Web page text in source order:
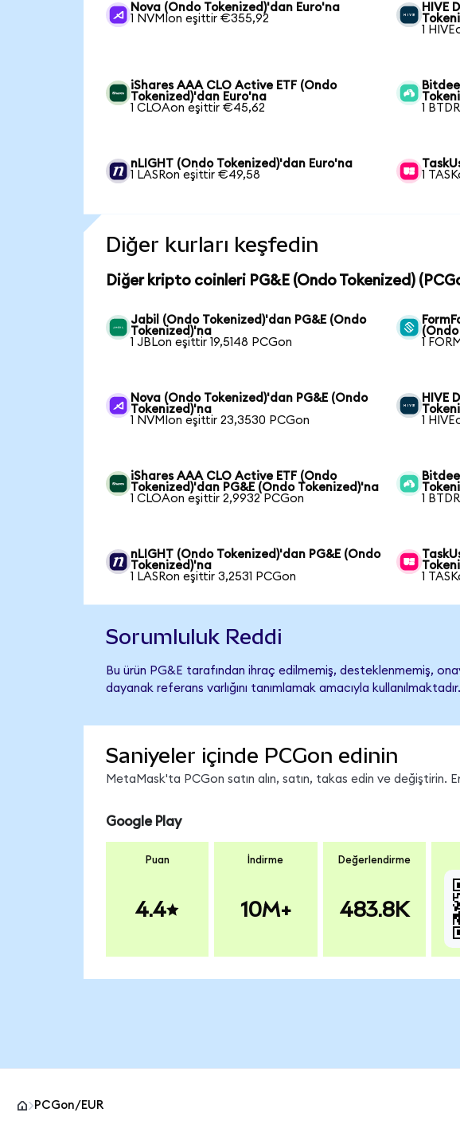
Nova (Ondo Tokenized)'dan Euro'na
1 NVMIon eşittir €355,92
HIVE
1
iShares AAA CLO Active ETF (Ondo
Tokenized)'dan Euro'na
1 CLOAon eşittir €45,62
1
nLIGHT (Ondo Tokenized)'dan Euro'na
1 LASRon eşittir €49,58
1
Diğer kurları keşfedin
Diğer kripto coinleri PG&E (Ondo Tokenized)
Jabil (Ondo Tokenized)'dan PG&E (Ondo
Tokenized)'na
1 JBLon eşittir 19,5148 PCGon
1
Nova (Ondo Tokenized)'dan PG&E (Ondo
Tokenized)'na
1 NVMIon eşittir 23,3530 PCGon
HIVE
1
iShares AAA CLO Active ETF (Ondo
Tokenized)'dan PG&E (Ondo Tokenized)'na
1 CLOAon eşittir 2,9932 PCGon
1
nLIGHT (Ondo Tokenized)'dan PG&E (Ondo
Tokenized)'na
1 LASRon eşittir 3,2531 PCGon
1
Sorumluluk Reddi
Bu ürün PG&E tarafından ihraç edilmemiş, desteklenmemiş,
dayanak referans varlığını tanımlamak amacıyla kullanılmaktadır.
Saniyeler içinde PCGon edinin
MetaMask'ta PCGon satın alın, satın, takas edin ve değiştirin.
Google Play
Puan
4.4
İndirme
10M+
Değerlendirme
483.8K
PCGon/EUR